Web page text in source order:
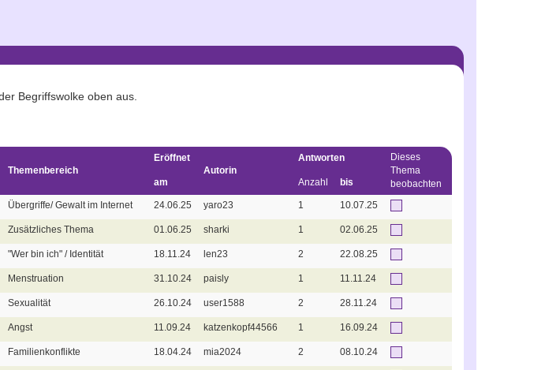
Begriffswolke oben aus.
Themenbereich
Eröffnet
Autorin
Antworten
Dieses
Thema
beobachten
am Anzahl bis
Übergriffe/ Gewalt im Internet 24.06.25 yaro23 1 10.07.25
Zusätzliches Thema 01.06.25 sharki 1 02.06.25
"Wer bin ich" / Identität 18.11.24 len23 2 22.08.25
Menstruation 31.10.24 paisly 1 11.11.24
Sexualität 26.10.24 user1588 2 28.11.24
Angst 11.09.24 katzenkopf44566 1 16.09.24
Familienkonflikte 18.04.24 mia2024 2 08.10.24